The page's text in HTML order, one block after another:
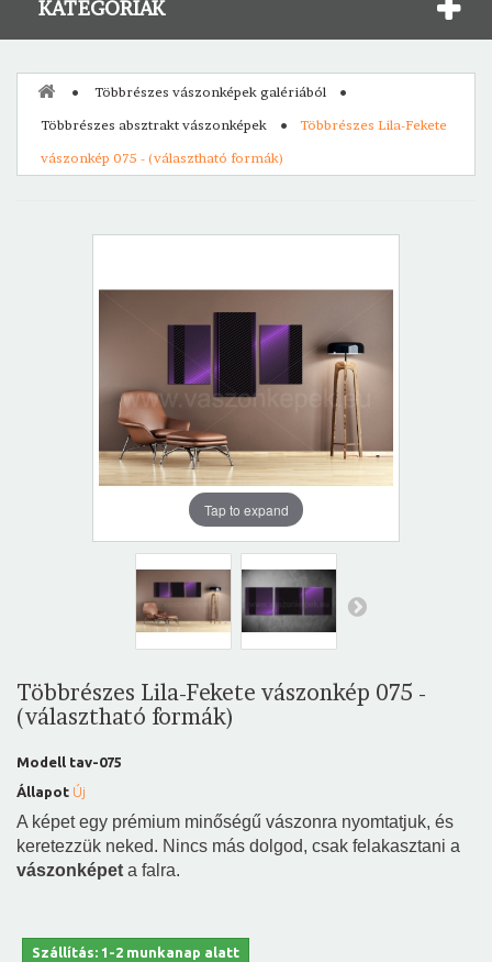
KATEGÓRIÁK
Többrészes vászonképek galériából
Többrészes absztrakt vászonképek
Többrészes Lila-Fekete
vászonkép 075 - (választható formák)
Tap to expand
Többrészes Lila-Fekete vászonkép 075 -
(választható formák)
Modell tav-075
Állapot Új
A képet egy prémium minőségű vászonra nyomtatjuk, és
keretezzük neked. Nincs más dolgod, csak felakasztani a
vászonképet a falra.
Szállítás: 1-2 munkanap alatt